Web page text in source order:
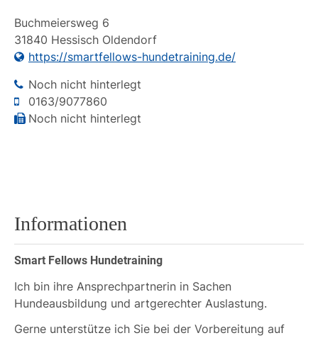
Buchmeiersweg 6
31840 Hessisch Oldendorf
https://smartfellows-hundetraining.de/
Noch nicht hinterlegt
0163/9077860
Noch nicht hinterlegt
Informationen
Smart Fellows Hundetraining
Ich bin ihre Ansprechpartnerin in Sachen
Hundeausbildung und artgerechter Auslastung.
Gerne unterstütze ich Sie bei der Vorbereitung auf